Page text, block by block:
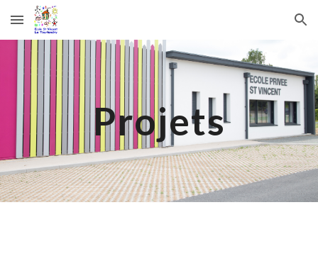
Skip to main content Skip to navigation
Projets